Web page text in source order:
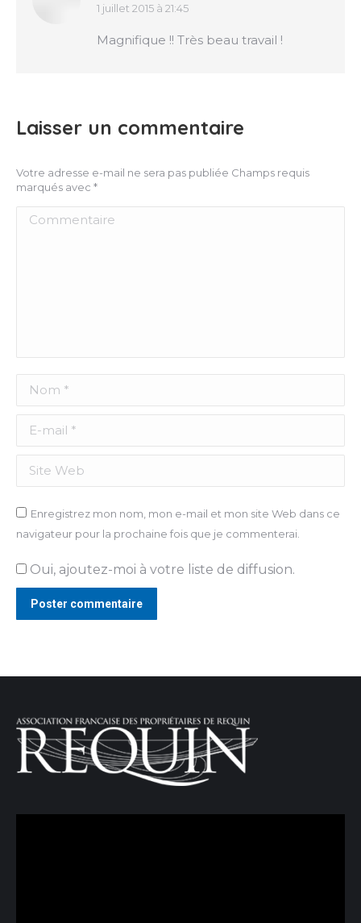
dit
1 juillet 2015 à 21:45
Magnifique !! Très beau travail !
Laisser un commentaire
Votre adresse e-mail ne sera pas publiée Champs requis
marqués avec *
Commentaire
Nom *
E-mail *
Site Web
Enregistrez mon nom, mon e-mail et mon site Web dans ce
navigateur pour la prochaine fois que je commenterai.
Oui, ajoutez-moi à votre liste de diffusion.
Poster commentaire